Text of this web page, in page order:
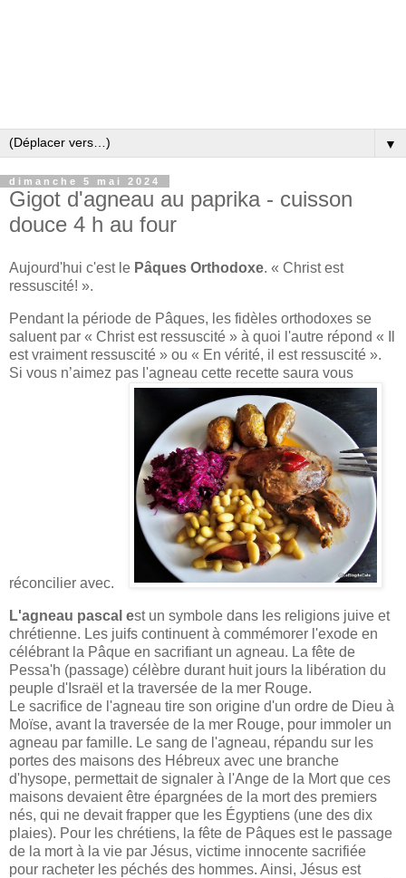
▼
dimanche 5 mai 2024
Gigot d'agneau au paprika - cuisson
douce 4 h au four
Aujourd'hui c'estle Pâques Orthodoxe. « Christ est
ressuscité! ».
Pendant la période de Pâques, les fidèles orthodoxes se
saluent par « Christ est ressuscité » à quoi l'autre répond « Il
est vraiment ressuscité » ou « En vérité, il est ressuscité ».
Si vous n’aimez pas l'agneau cette recette saura vous
réconcilier avec.
L'agneau pascal est un symbole dans les religions juive et
chrétienne. Les juifs continuent à commémorer l'exode en
célébrant la Pâque en sacrifiant un agneau. La fête de
Pessa'h (passage) célèbre durant huit jours la libération du
peuple d'Israël et la traversée de la mer Rouge.
Le sacrifice de l'agneau tire son origine d'un ordre de Dieu à
Moïse, avant la traversée de la mer Rouge, pour immoler un
agneau par famille. Le sang de l'agneau, répandu sur les
portes des maisons des Hébreux avec une branche
d'hysope, permettait de signaler à l'Ange de la Mort que ces
maisons devaient être épargnées de la mort des premiers
nés, qui ne devait frapper que les Égyptiens (une des dix
plaies). Pour les chrétiens, la fête de Pâques est le passage
de la mort à la vie par Jésus, victime innocente sacrifiée
pour racheter les péchés des hommes. Ainsi, Jésus est